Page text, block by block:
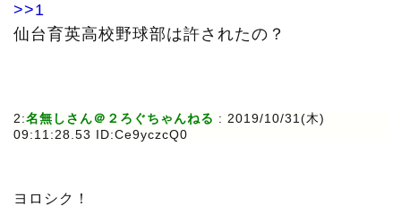
>>1
仙台育英高校野球部は許されたの？
2:名無しさん＠２ろぐちゃんねる : 2019/10/31(木)
09:11:28.53 ID:Ce9yczcQ0
ヨロシク！